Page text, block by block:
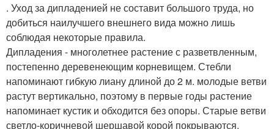
. Уход за дипладенией не составит большого труда, но
добиться наилучшего внешнего вида можно лишь
соблюдая некоторые правила.
Дипладения - многолетнее растение с разветвленным,
постепенно деревенеющим корневищем. Стебли
напоминают гибкую лиану длиной до 2 м. молодые ветви
растут вертикально, поэтому в первые годы растение
напоминает кустик и обходится без опоры. Старые ветви
светло-коричневой шершавой корой покрываются.